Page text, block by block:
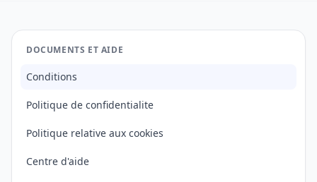
DOCUMENTS ET AIDE
Conditions
Politique de confidentialite
Politique relative aux cookies
Centre d'aide